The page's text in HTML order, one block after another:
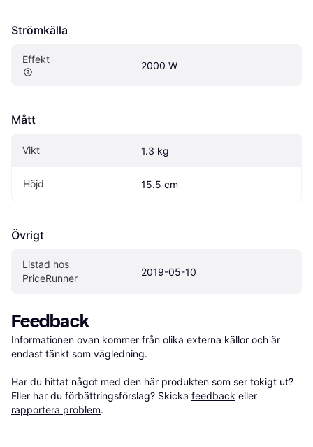
Strömkälla
Effekt
2000 W
Mått
Vikt 1.3 kg
Höjd 15.5 cm
Övrigt
Listad hos
PriceRunner
2019-05-10
Feedback
Informationen ovan kommer från olika externa källor och är
endast tänkt som vägledning.
Har du hittat något med den här produkten som ser tokigt ut?
Eller har du förbättringsförslag? Skicka feedback eller
rapportera problem.